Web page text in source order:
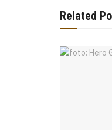
Related